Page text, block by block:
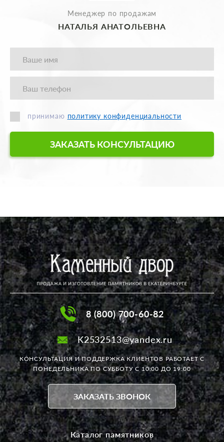
Менеджер по продажам
НАТАЛЬЯ АНАТОЛЬЕВНА
принимаю политику конфиденциальности
ЗАКАЗАТЬ КОНСУЛЬТАЦИЮ
8 (800) 700-60-82
K2532513@yandex.ru
КОНСУЛЬТАЦИЯ И ПОДДЕРЖКА КЛИЕНТОВ РАБОТАЕТС
ПОНЕДЕЛЬНИКА ПО СУББОТУ С 10:00 ДО 19:00
ЗАКАЗАТЬ ЗВОНОК
Каталог памятников